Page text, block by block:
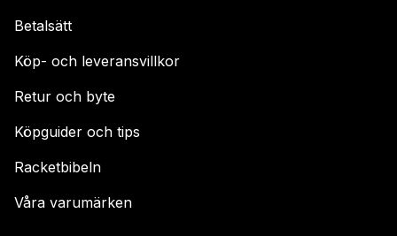
Betalsätt
Köp- och leveransvillkor
Retur och byte
Köpguider och tips
Racketbibeln
Våra varumärken